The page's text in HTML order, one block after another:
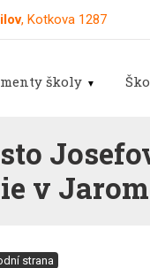
, Kotkova 1287
školy
v
strana